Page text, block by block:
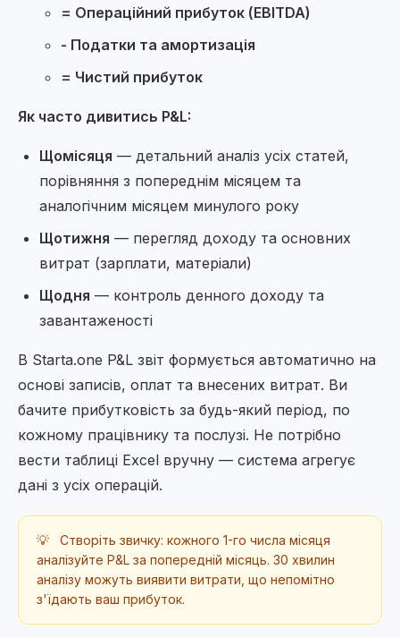
= Операційний прибуток (EBITDA)
- Податки та амортизація
= Чистий прибуток
Як часто дивитись P&L:
Щомісяця — детальний аналіз усіх статей,
порівняння з попереднім місяцем та
аналогічним місяцем минулого року
Щотижня — перегляд доходу та основних
витрат (зарплати, матеріали)
Щодня — контроль денного доходу та
завантаженості
В Starta.one P&L звіт формується автоматично на
основі записів, оплат та внесених витрат. Ви
бачите прибутковість за будь-який період, по
кожному працівнику та послузі. Не потрібно
вести таблиці Excel вручну — система агрегує
дані з усіх операцій.
💡
Створіть звичку: кожного 1-го числа місяця
аналізуйте P&L за попередній місяць. 30 хвилин
аналізу можуть виявити витрати, що непомітно
з'їдають ваш прибуток.